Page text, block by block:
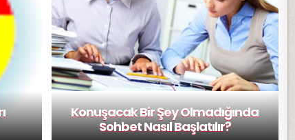
Konuşacak Bir Şey Olmadığında
Sohbet Nasıl Başlatılır?